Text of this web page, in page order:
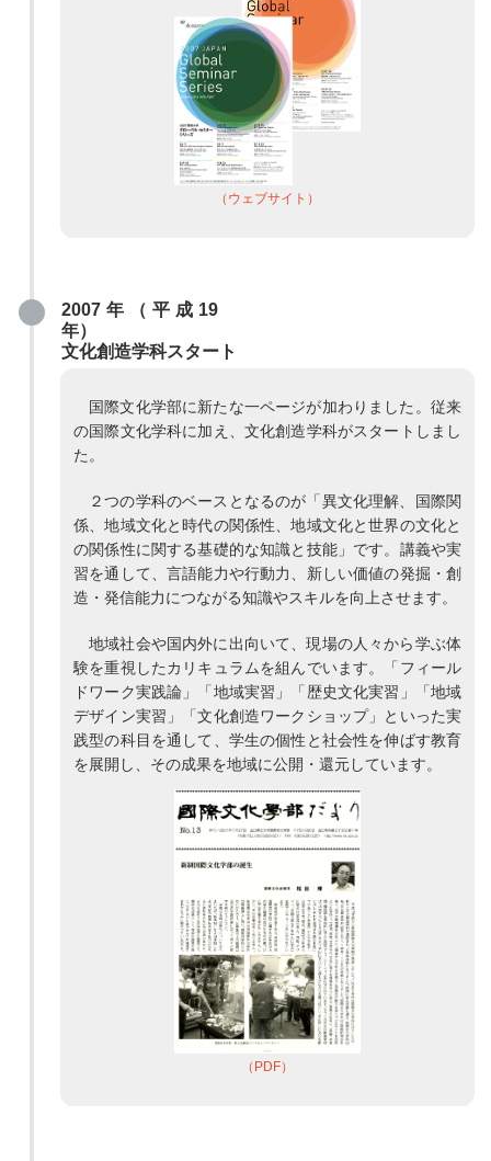
（ウェブサイト）
2007年（平成19
年）
文化創造学科スタート
国際文化学部に新たな一ページが加わりました。従来
の国際文化学科に加え、文化創造学科がスタートしまし
た。
２つの学科のベースとなるのが「異文化理解、国際関
係、地域文化と時代の関係性、地域文化と世界の文化と
の関係性に関する基礎的な知識と技能」です。講義や実
習を通して、言語能力や行動力、新しい価値の発掘・創
造・発信能力につながる知識やスキルを向上させます。
地域社会や国内外に出向いて、現場の人々から学ぶ体
験を重視したカリキュラムを組んでいます。「フィール
ドワーク実践論」「地域実習」「歴史文化実習」「地域
デザイン実習」「文化創造ワークショップ」といった実
践型の科目を通して、学生の個性と社会性を伸ばす教育
を展開し、その成果を地域に公開・還元しています。
（PDF）